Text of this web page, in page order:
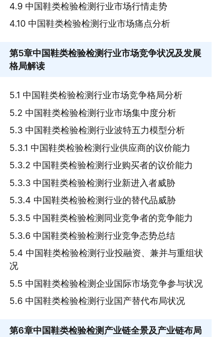
4.9 中国鞋类检验检测行业市场行情走势
4.10 中国鞋类检验检测行业市场痛点分析
第5章中国鞋类检验检测行业市场竞争状况及发展
格局解读
5.1 中国鞋类检验检测行业市场竞争格局分析
5.2 中国鞋类检验检测行业市场集中度分析
5.3 中国鞋类检验检测行业波特五力模型分析
5.3.1 中国鞋类检验检测行业供应商的议价能力
5.3.2 中国鞋类检验检测行业购买者的议价能力
5.3.3 中国鞋类检验检测行业新进入者威胁
5.3.4 中国鞋类检验检测行业的替代品威胁
5.3.5 中国鞋类检验检测同业竞争者的竞争能力
5.3.6 中国鞋类检验检测行业竞争态势总结
5.4 中国鞋类检验检测行业投融资、兼并与重组状
况
5.5 中国鞋类检验检测企业国际市场竞争参与状况
5.6 中国鞋类检验检测行业国产替代布局状况
第6章中国鞋类检验检测产业链全景及产业链布局